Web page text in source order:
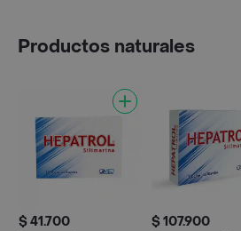
Productos naturales
$ 41.700 $ 107.900